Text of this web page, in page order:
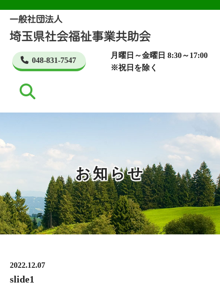
048-831-7547
月曜日～金曜日 8:30～17:00
※祝日を除く
お知らせ
2022.12.07
slide1